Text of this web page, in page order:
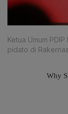
Ketua Umum
pidato di